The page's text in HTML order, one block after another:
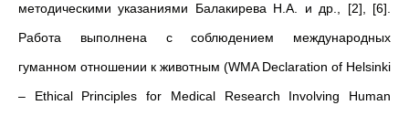
методическими указаниями Балакирева Н.А. и др., [2], [6].
Работа выполнена с соблюдением международных
гуманном отношении к животным (WMA Declaration of Helsinki
– Ethical Principles for Medical Research Involving Human